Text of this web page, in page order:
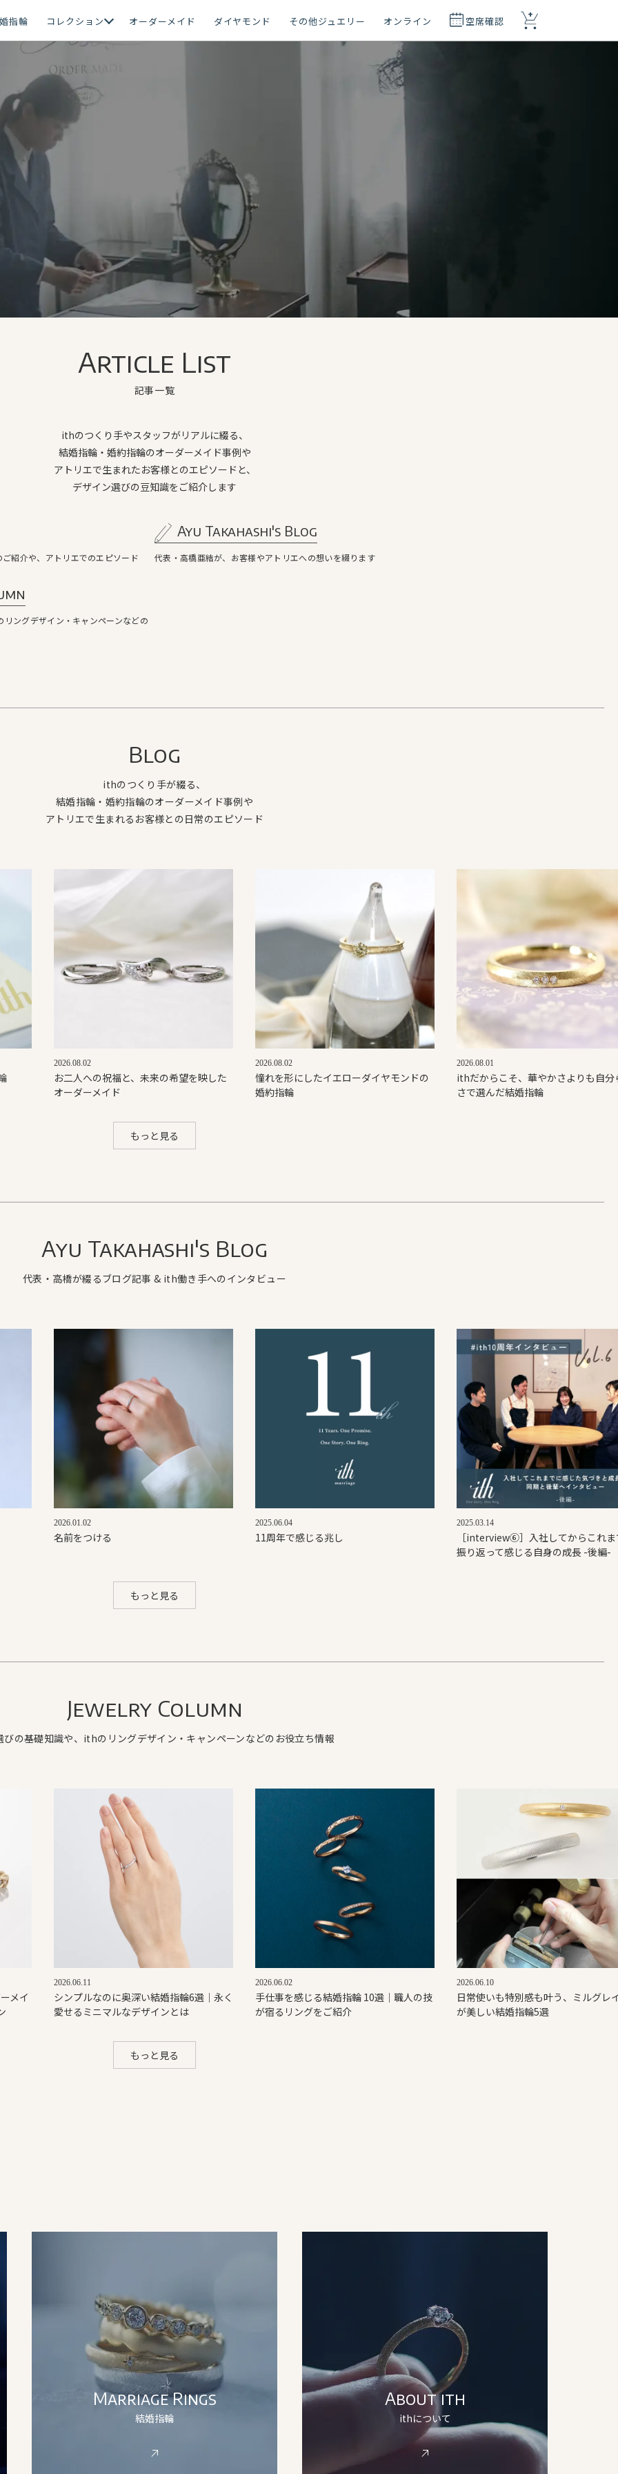
指輪 コレクション オーダーメイド ダイヤモンド その他ジュエリー オンライン 空席確認
+
記事一覧
Article List
ithのつくり手やスタッフがリアルに綴る、
結婚指輪・婚約指輪のオーダーメイド事例や
アトリエで生まれたお客様とのエピソードと、
デザイン選びの豆知識をご紹介します
紹介や、アトリエでのエピソード
Ayu Takahashi's Blog
代表・高橋亜結が、お客様やアトリエへの想いを綴ります
ングデザイン・キャンペーンなどの
Blog
ithのつくり手が綴る、
結婚指輪・婚約指輪のオーダーメイド事例や
アトリエで生まれるお客様との日常のエピソード
2026.08.02
お二人への祝福と、未来の希望を映した
オーダーメイド
2026.08.02
憧れを形にしたイエローダイヤモンドの
婚約指輪
2026.08.01
ithだからこそ、華やかさよりも自分
さで選んだ結婚指輪
もっと見る
Ayu Takahashi's Blog
代表・高橋が綴るブログ記事 & ith働き手へのインタビュー
2026.01.02
名前をつける
2025.06.04
11周年で感じる兆し
2025.03.14
［interview⑥］入社してからこれ
振り返って感じる自身の成長 -後編-
もっと見る
Jewelry Column
びの基礎知識や、ithのリングデザイン・キャンペーンなどのお役立ち情報
メイ
2026.06.11
シンプルなのに奥深い結婚指輪6選｜永く
愛せるミニマルなデザインとは
2026.06.02
手仕事を感じる結婚指輪 10選｜職人の技
が宿るリングをご紹介
2026.06.10
日常使いも特別感も叶う、ミルグレ
が美しい結婚指輪5選
もっと見る
Marriage Rings
結婚指輪
About ith
ithについて